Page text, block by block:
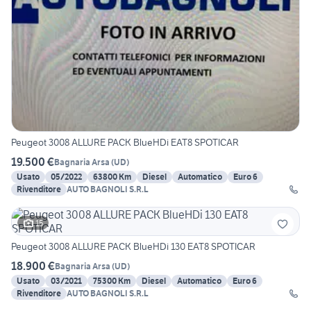
Peugeot 3008 ALLURE PACK BlueHDi EAT8 SPOTICAR
19.500 €Bagnaria Arsa (UD)
Usato
05/2022 63800 Km Diesel Automatico
Euro 6
Rivenditore AUTO BAGNOLI S.R.L
15
Peugeot 3008 ALLURE PACK BlueHDi 130 EAT8 SPOTICAR
18.900 €Bagnaria Arsa (UD)
Usato
03/2021 75300 Km Diesel Automatico
Euro 6
Rivenditore AUTO BAGNOLI S.R.L